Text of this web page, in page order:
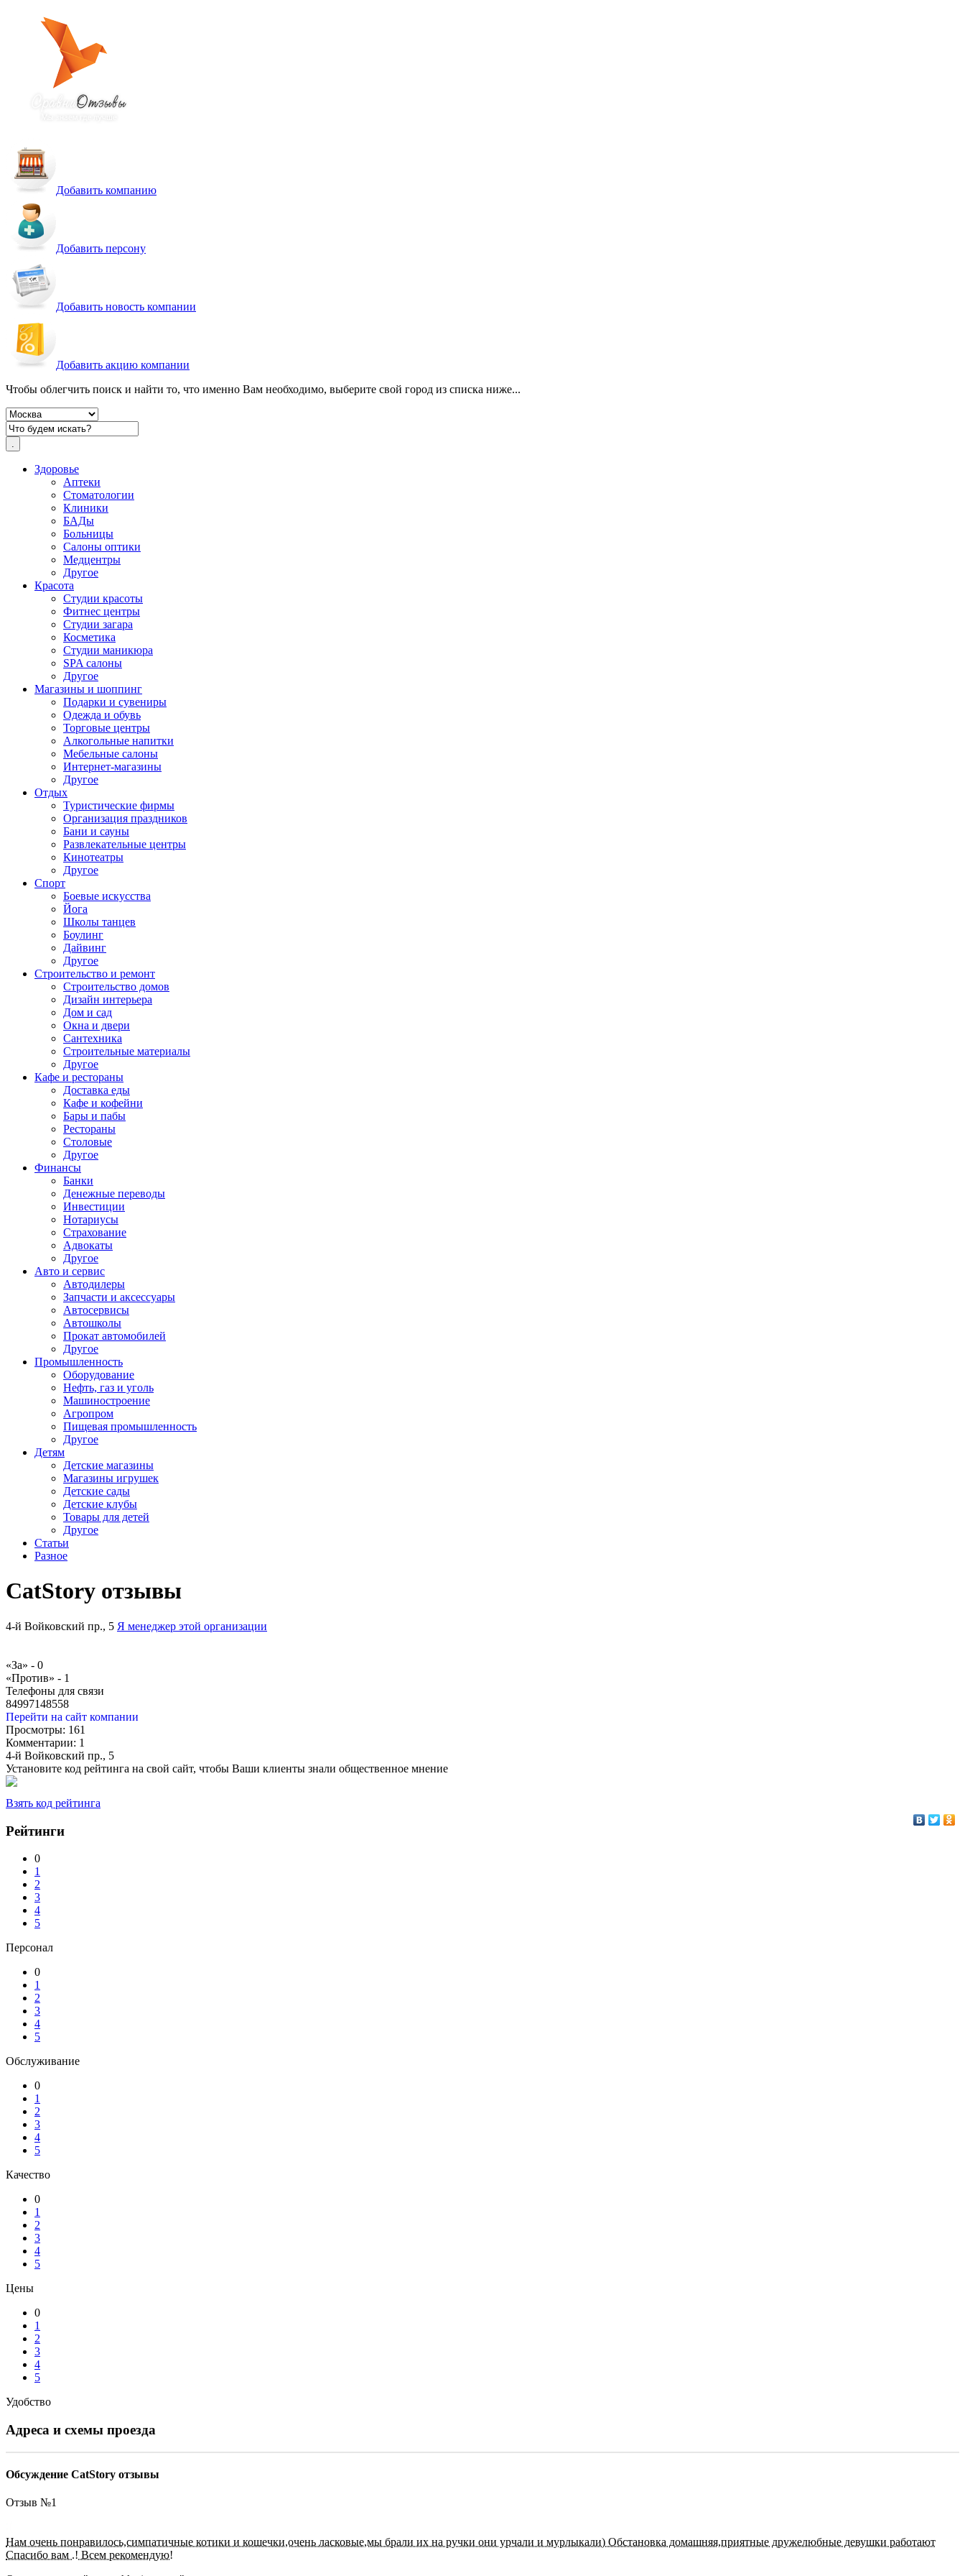
Добавить компанию
Добавить персону
Добавить новость компании
Добавить акцию компании
Чтобы облегчить поиск и найти то, что именно Вам необходимо, выберите свой город из списка ниже...
Здоровье
Аптеки
Стоматологии
Клиники
БАДы
Больницы
Салоны оптики
Медцентры
Другое
Красота
Студии красоты
Фитнес центры
Студии загара
Косметика
Студии маникюра
SPA салоны
Другое
Магазины и шоппинг
Подарки и сувениры
Одежда и обувь
Торговые центры
Алкогольные напитки
Мебельные салоны
Интернет-магазины
Другое
Отдых
Туристические фирмы
Организация праздников
Бани и сауны
Развлекательные центры
Кинотеатры
Другое
Спорт
Боевые искусства
Йога
Школы танцев
Боулинг
Дайвинг
Другое
Строительство и ремонт
Строительство домов
Дизайн интерьера
Дом и сад
Окна и двери
Сантехника
Строительные материалы
Другое
Кафе и рестораны
Доставка еды
Кафе и кофейни
Бары и пабы
Рестораны
Столовые
Другое
Финансы
Банки
Денежные переводы
Инвестиции
Нотариусы
Страхование
Адвокаты
Другое
Авто и сервис
Автодилеры
Запчасти и аксессуары
Автосервисы
Автошколы
Прокат автомобилей
Другое
Промышленность
Оборудование
Нефть, газ и уголь
Машиностроение
Агропром
Пищевая промышленность
Другое
Детям
Детские магазины
Магазины игрушек
Детские сады
Детские клубы
Товары для детей
Другое
Статьи
Разное
CatStory отзывы
4-й Войковский пр., 5 Я менеджер этой организации
«За» - 0
«Против» - 1
Телефоны для связи
84997148558
Перейти на сайт компании
Просмотры: 161
Комментарии: 1
4-й Войковский пр., 5
Установите код рейтинга на свой сайт, чтобы Ваши клиенты знали общественное мнение
Взять код рейтинга
Рейтинги
0
1
2
3
4
5
Персонал
0
1
2
3
4
5
Обслуживание
0
1
2
3
4
5
Качество
0
1
2
3
4
5
Цены
0
1
2
3
4
5
Удобство
Адреса и схемы проезда
Обсуждение CatStory отзывы
Отзыв №1
Нам очень понравилось,симпатичные котики и кошечки,очень ласковые,мы брали их на ручки они урчали и мурлыкали) Обстановка домашняя,приятные дружелюбные девушки работают
Спасибо вам .! Всем рекомендую!